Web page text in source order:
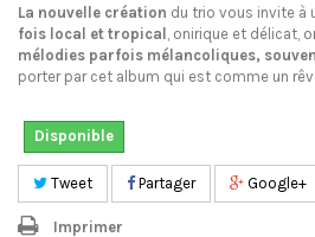
La nouvelle création du trio vous invite à
fois local et tropical , onirique et délicat,
mélodies parfois mélancoliques,
porter par cet album qui est comme un
Disponible
Tweet Partager Google+
Imprimer